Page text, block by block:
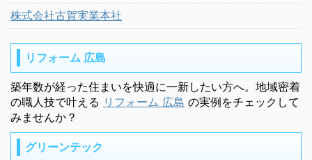
株式会社古賀実業本社
リフォーム 広島
築年数が経った住まいを快適に一新したい方へ。地域密着
の職人技で叶える リフォーム 広島 の実例をチェックして
みませんか？
グリーンテック